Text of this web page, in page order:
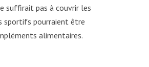
suffirait pas à couvrir les
sportifs pourraient être
alimentaires.